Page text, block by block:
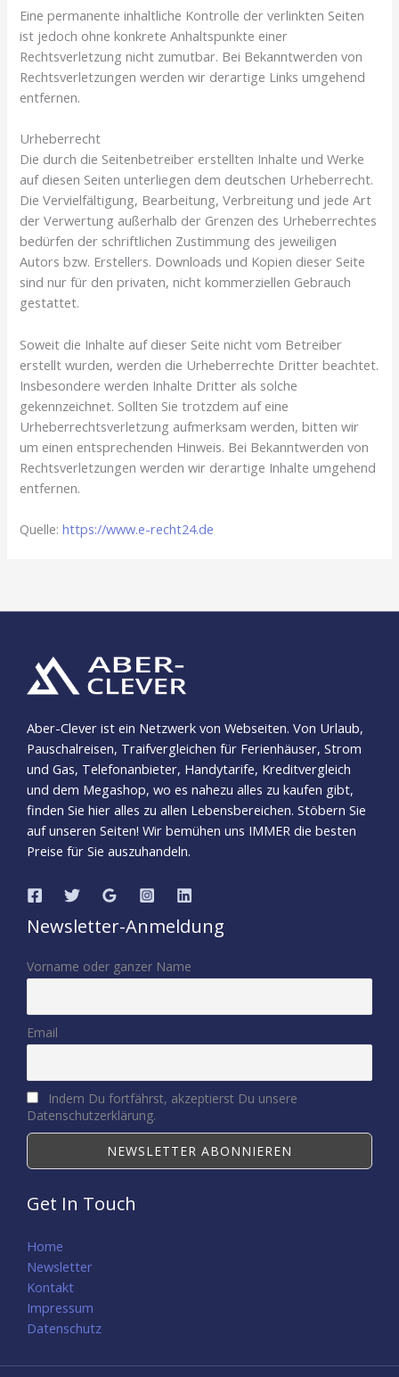
Eine permanente inhaltliche Kontrolle der verlinkten Seiten
ist jedoch ohne konkrete Anhaltspunkte einer
Rechtsverletzung nicht zumutbar. Bei Bekanntwerden von
Rechtsverletzungen werden wir derartige Links umgehend
entfernen.
Urheberrecht
Die durch die Seitenbetreiber erstellten Inhalte und Werke
auf diesen Seiten unterliegen dem deutschen Urheberrecht.
Die Vervielfältigung, Bearbeitung, Verbreitung und jede Art
der Verwertung außerhalb der Grenzen des Urheberrechtes
bedürfen der schriftlichen Zustimmung des jeweiligen
Autors bzw. Erstellers. Downloads und Kopien dieser Seite
sind nur für den privaten, nicht kommerziellen Gebrauch
gestattet.
Soweit die Inhalte auf dieser Seite nicht vom Betreiber
erstellt wurden, werden die Urheberrechte Dritter beachtet.
Insbesondere werden Inhalte Dritter als solche
gekennzeichnet. Sollten Sie trotzdem auf eine
Urheberrechtsverletzung aufmerksam werden, bitten wir
um einen entsprechenden Hinweis. Bei Bekanntwerden von
Rechtsverletzungen werden wir derartige Inhalte umgehend
entfernen.
Quelle:https://www.e-recht24.de
Aber-Clever ist ein Netzwerk von Webseiten. Von Urlaub,
Pauschalreisen, Traifvergleichen für Ferienhäuser, Strom
und Gas, Telefonanbieter, Handytarife, Kreditvergleich
und dem Megashop, wo es nahezu alles zu kaufen gibt,
finden Sie hier alles zu allen Lebensbereichen. Stöbern Sie
auf unseren Seiten! Wir bemühen uns IMMER die besten
Preise für Sie auszuhandeln.
Newsletter-Anmeldung
Vorname oder ganzer Name
Email
Indem Du fortfährst, akzeptierst Du unsere
Datenschutzerklärung.
Get In Touch
Home
Newsletter
Kontakt
Impressum
Datenschutz